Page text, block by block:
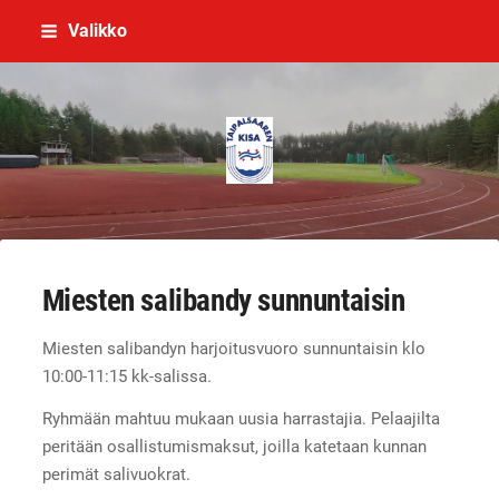
Siirry
Valikko
Taipalsaaren Kisa
Miesten salibandy sunnuntaisin
Miesten salibandyn harjoitusvuoro sunnuntaisin klo
10:00-11:15 kk-salissa.
Ryhmään mahtuu mukaan uusia harrastajia. Pelaajilta
peritään osallistumismaksut, joilla katetaan kunnan
perimät salivuokrat.